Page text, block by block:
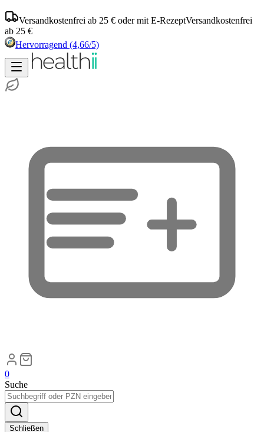
Versandkostenfrei ab 25 € oder mit E-RezeptVersandkostenfrei
ab 25 €
Hervorragend (4,66/5)
0
Suche
Schließen